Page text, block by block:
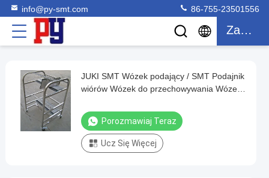
info@py-smt.com 86-755-23501556
Zacytować
JUKI
SMT
Wózek
podający
JUKI SMT Wózek podający / SMT Podajnik
wiórów Wózek do przechowywania Wózek
Porozmawiaj Teraz
Ucz Się Więcej